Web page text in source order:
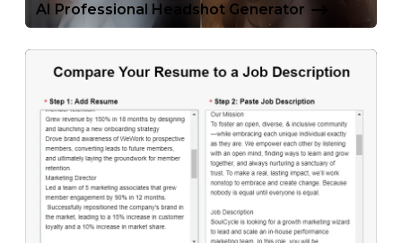
AI Professional Headshot Generator